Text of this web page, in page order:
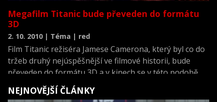
Megafilm Titanic bude převeden do formátu
3D
2. 10. 2010 | Téma | red
Film Titanic režiséra Jamese Camerona, který byl co do
tržeb druhý nejúspěšnější ve filmové historii, bude
převeden do formátu 3D a v kinech se v této podobě
objeví v dubnu roku 2012. Oznámil to server The
Hollywood Reporter.
NEJNOVĚJŠÍ ČLÁNKY